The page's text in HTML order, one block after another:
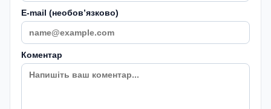
E-mail (необовʼязково)
Коментар